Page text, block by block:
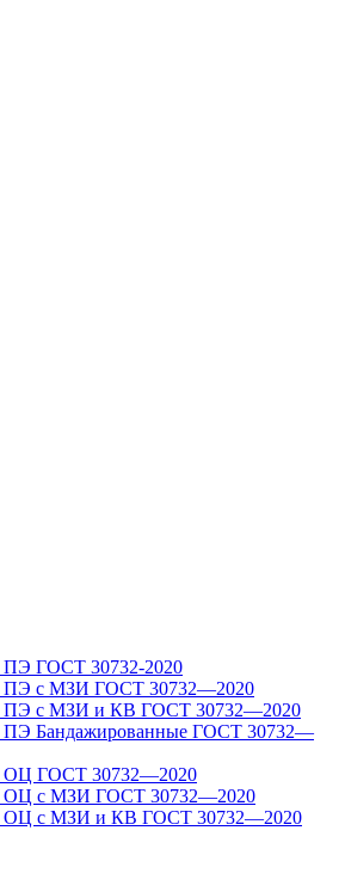
ГОСТ 30732-2020
ПЭ с МЗИ ГОСТ 30732—2020
ПЭ с МЗИ и КВ ГОСТ 30732—2020
ПЭ Бандажированные ГОСТ 30732—
ОЦ ГОСТ 30732—2020
ОЦ с МЗИ ГОСТ 30732—2020
ОЦ с МЗИ и КВ ГОСТ 30732—2020